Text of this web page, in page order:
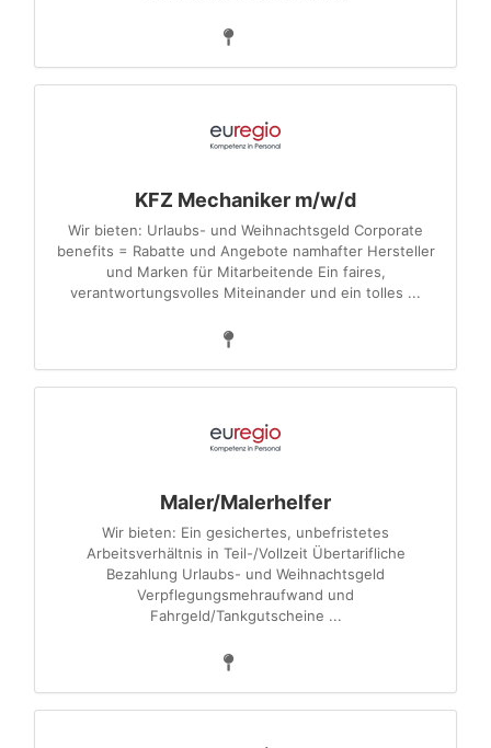
KFZ Mechaniker m/w/d
Wir bieten: Urlaubs- und Weihnachtsgeld Corporate
benefits = Rabatte und Angebote namhafter Hersteller
und Marken für Mitarbeitende Ein faires,
verantwortungsvolles Miteinander und ein tolles ...
Maler/Malerhelfer
Wir bieten: Ein gesichertes, unbefristetes
Arbeitsverhältnis in Teil-/Vollzeit Übertarifliche
Bezahlung Urlaubs- und Weihnachtsgeld
Verpflegungsmehraufwand und
Fahrgeld/Tankgutscheine ...